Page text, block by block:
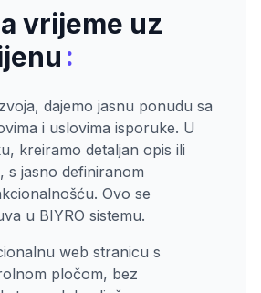
vrijeme uz
:
dajemo jasnu ponudu sa
i uslovima isporuke. U
kreiramo detaljan opis ili
s jasno definiranom
Ovo se
u BIYRO sistemu.
web stranicu s
pločom, bez